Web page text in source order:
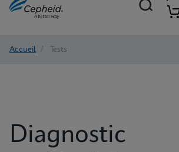
Accueil / Tests
Diagnostic